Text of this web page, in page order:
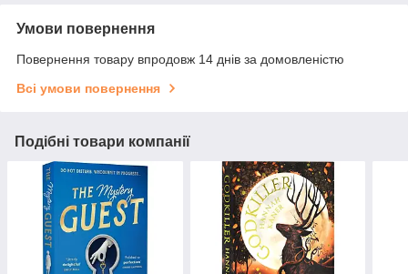
Умови повернення
Повернення товару впродовж 14 днів за домовленістю
Всі умови повернення
Подібні товари компанії